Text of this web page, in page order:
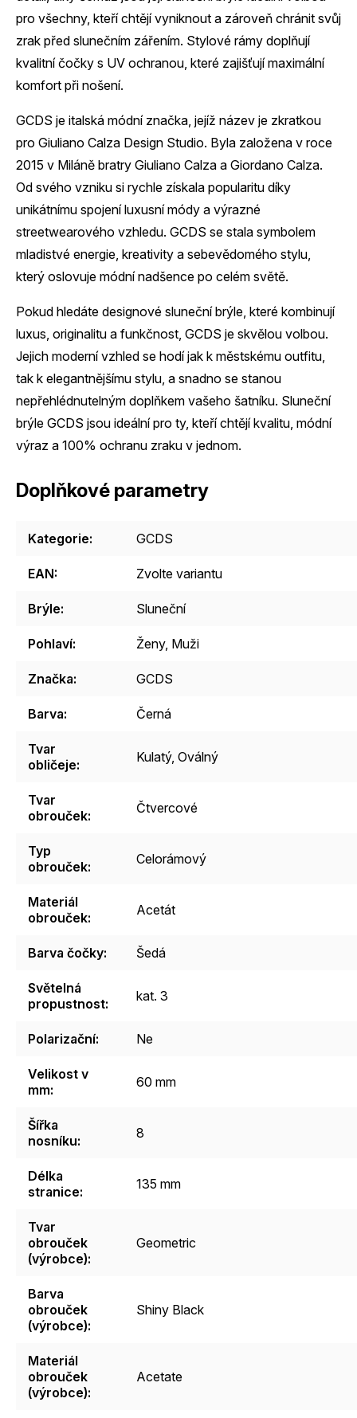
pro všechny, kteří chtějí vyniknout a zároveň chránit svůj
zrak před slunečním zářením. Stylové rámy doplňují
kvalitní čočky s UV ochranou, které zajišťují maximální
komfort při nošení.
GCDS je italská módní značka, jejíž název je zkratkou
pro Giuliano Calza Design Studio. Byla založena v roce
2015 v Miláně bratry Giuliano Calza a Giordano Calza.
Od svého vzniku si rychle získala popularitu díky
unikátnímu spojení luxusní módy a výrazné
streetwearového vzhledu. GCDS se stala symbolem
mladistvé energie, kreativity a sebevědomého stylu,
který oslovuje módní nadšence po celém světě.
Pokud hledáte designové sluneční brýle, které kombinují
luxus, originalitu a funkčnost, GCDS je skvělou volbou.
Jejich moderní vzhled se hodí jak k městskému outfitu,
tak k elegantnějšímu stylu, a snadno se stanou
nepřehlédnutelným doplňkem vašeho šatníku. Sluneční
brýle GCDS jsou ideální pro ty, kteří chtějí kvalitu, módní
výraz a 100% ochranu zraku v jednom.
Doplňkové parametry
Kategorie: GCDS
EAN: Zvolte variantu
Brýle: Sluneční
Pohlaví: Ženy, Muži
Značka: GCDS
Barva: Černá
Tvar
obličeje: Kulatý, Oválný
Tvar
obrouček: Čtvercové
Typ
obrouček: Celorámový
Materiál
obrouček: Acetát
Barva čočky: Šedá
Světelná
propustnost: kat. 3
Polarizační: Ne
Velikost v
mm: 60 mm
Šířka
nosníku: 8
Délka
stranice: 135 mm
Tvar
obrouček
(výrobce):
Geometric
Barva
obrouček
(výrobce):
Shiny Black
Materiál
obrouček
(výrobce):
Acetate